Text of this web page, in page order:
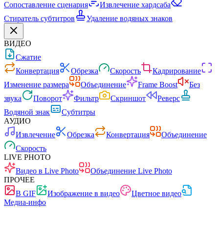
Сопоставление сценария
Извлечение хардсаба
Стиратель субтитров
Удаление водяных знаков
ВИДЕО
Сжатие
Конвертация
Обрезка Скорость
Кадрирование
Изменение размера
Объединение Frame Boost
Без
звука
Поворот Фильтр Скриншот
Реверс
Водяной знак
Субтитры
АУДИО
Извлечение
Обрезка Конвертация
Объединение
Скорость
LIVE PHOTO
Видео в Live Photo
Объединение Live Photo
ПРОЧЕЕ
В GIF
Изображение в видео
Цветное видео
Медиа-инфо